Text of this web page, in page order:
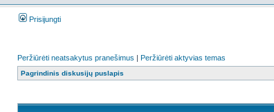
Prisijungti
Peržiūrėti neatsakytus pranešimus | Peržiūrėti aktyvias temas
Pagrindinis diskusijų puslapis